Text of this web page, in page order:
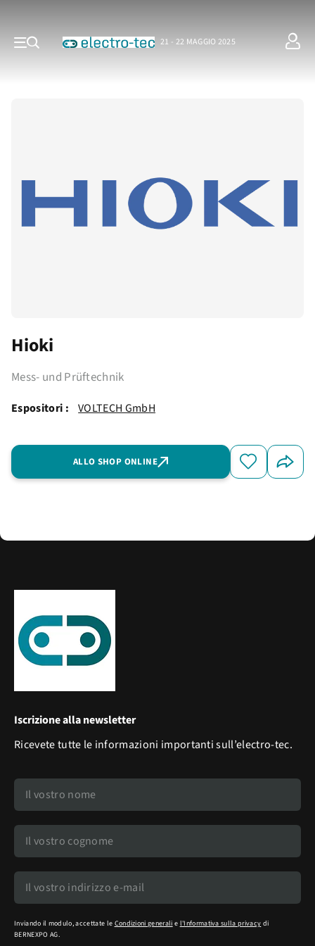
21 - 22 MAGGIO 2025
Hioki
Mess- und Prüftechnik
Espositori : VOLTECH GmbH
ALLO SHOP ONLINE
Iscrizione alla newsletter
Ricevete tutte le informazioni importanti sull’electro-tec.
Inviando il modulo, accettate le Condizioni generali e l'Informativa sulla privacy di
BERNEXPO AG.